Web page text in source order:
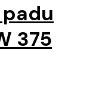
375